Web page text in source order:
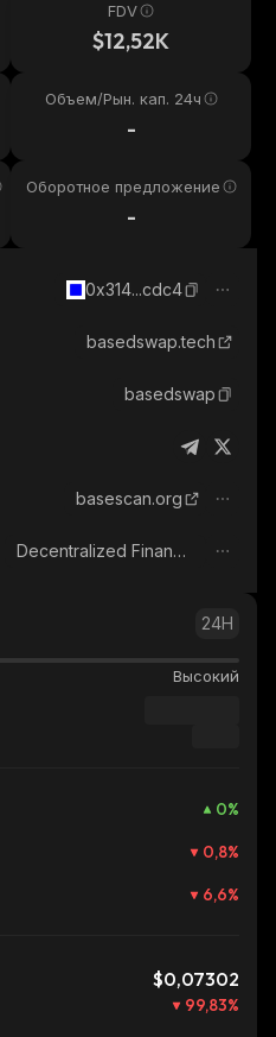
FDV
$12,52K
Объем/Рын. кап. 24ч
-
Оборотное предложение
-
0x314...cdc4
basedswap.tech
basedswap
basescan.org
Decentralized Finance (DeFi)
24H
Высокий
0%
0,8%
6,6%
$0,07302
99,83%